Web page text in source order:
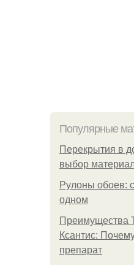
Популярные
Перекрытия в
выбор
Рулоны обоев:
одном
Преимущества
Ксантис:
препарат